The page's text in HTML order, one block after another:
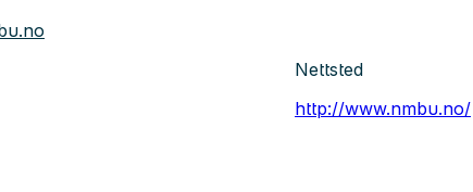
Nettsted
http://www.nmbu.no/